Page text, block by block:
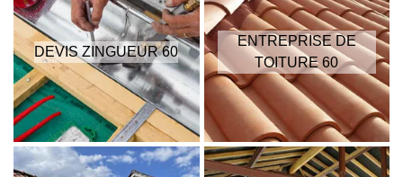
DEVIS ZINGUEUR 60
ENTREPRISE DE
TOITURE 60